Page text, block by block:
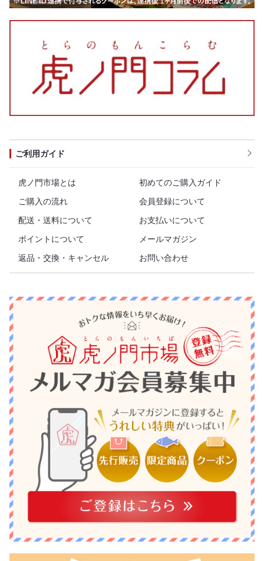
ご利用ガイド
虎ノ門市場とは
初めてのご購入ガイド
ご購入の流れ
会員登録について
配送・送料について
お支払いについて
ポイントについて
メールマガジン
返品・交換・キャンセル
お問い合わせ